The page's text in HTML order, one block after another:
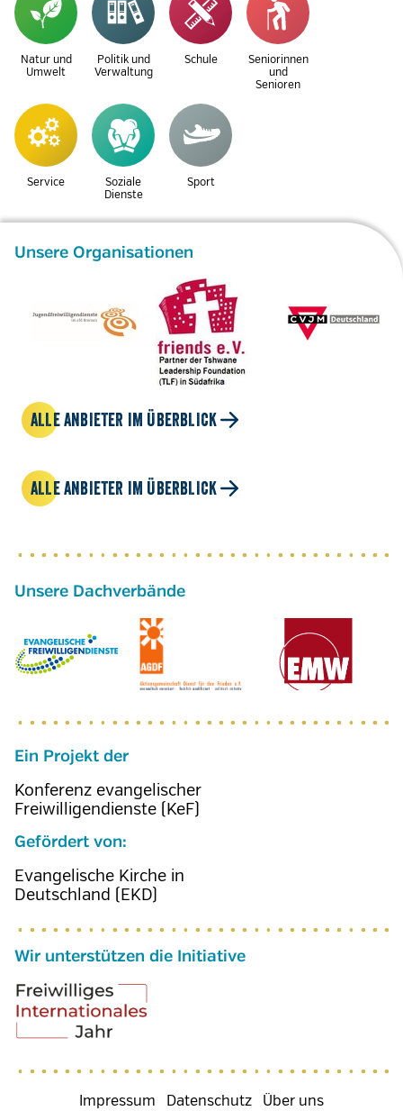
Natur und
Umwelt
Politik und
Verwaltung
Schule
Seniorinnen
und
Senioren
Service
Soziale
Dienste
Sport
Unsere Organisationen
ALLE ANBIETER IM ÜBERBLICK
ALLE ANBIETER IM ÜBERBLICK
Ein Projekt der
Konferenz evangelischer
Freiwilligendienste (KeF)
Gefördert von:
Evangelische Kirche in
Deutschland (EKD)
Wir unterstützen die Initiative
Impressum Datenschutz Über uns